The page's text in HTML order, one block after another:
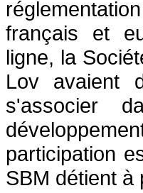
français et
ligne, la
Lov avaient
s'associer
participation
SBM détient à